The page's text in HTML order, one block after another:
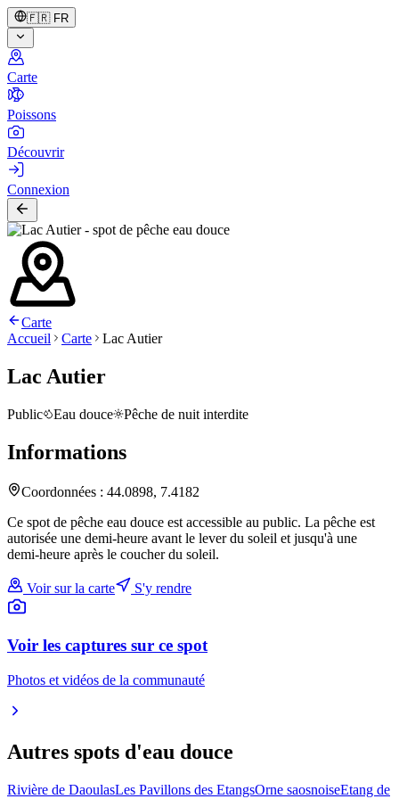
🇫🇷 FR
Carte
Poissons
Découvrir
Connexion
Carte
Accueil
Carte Lac Autier
Lac Autier
Public Eau douce Pêche de nuit interdite
Informations
Coordonnées : 44.0898, 7.4182
Ce spot de pêche eau douce est accessible au public. La pêche est
autorisée une demi-heure avant le lever du soleil et jusqu'à une
demi-heure après le coucher du soleil.
Voir sur la carte S'y rendre
Voir les captures sur ce spot
Photos et vidéos de la communauté
Autres spots d'eau douce
Rivière de DaoulasLes Pavillons des EtangsOrne saosnoiseEtang de